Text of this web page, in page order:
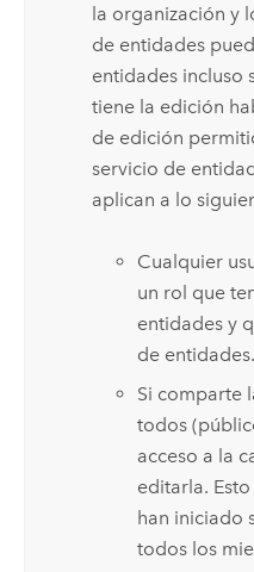
la organización y
de entidades
entidades incluso
tiene la edición
de edición
servicio de
aplican a lo
Cualquier
un rol que
entidades y
de entidades.
Si comparte
todos
acceso a la
editarla.
han iniciado
todos los